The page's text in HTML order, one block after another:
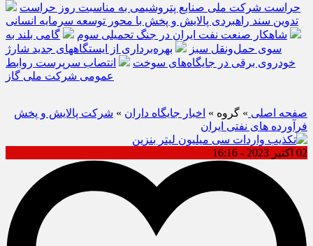
حراست شرکت ملی صنایع پتروشیمی به مناسبت روز حراست
تدوین سند راهبردی پالایش و پخش با محور توسعه سرمایه انسانی
شاهکار صنعت نفت ایران در جنگ تحمیلی سوم
گامی بلند به
سوی حمل‌ونقل سبز
بهره‌برداری از ایستگاههای جدید شارژ
خودروی برقی در جایگاه‌های سوخت
انتصاب سرپرست روابط
عمومی شرکت ملی گاز
صفحه اصلی » گروه » اخبار جایگاه داران » شرکت پالایش و پخش
فرآورده های نفتی ایران
02 اکتبر 2023 - 16:16